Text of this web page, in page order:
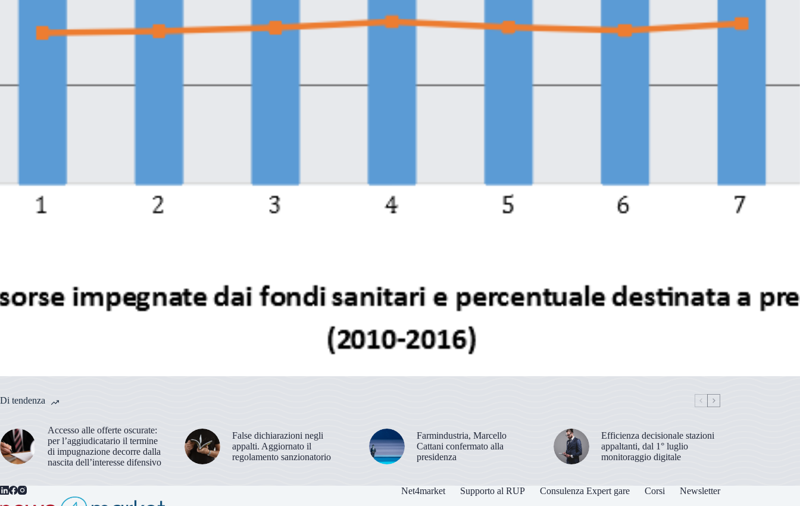
Di tendenza
Accesso alle offerte oscurate:
per l’aggiudicatario il termine
di impugnazione decorre dalla
nascita dell’interesse difensivo
False dichiarazioni negli
appalti. Aggiornato il
regolamento sanzionatorio
Farmindustria, Marcello
Cattani confermato alla
presidenza
Efficienza decisionale stazioni
appaltanti, dal 1° luglio
monitoraggio digitale
Net4market Supporto al RUP Consulenza Expert gare Corsi Newsletter